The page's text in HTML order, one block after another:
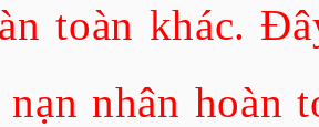
toàn khác.
nạn nhân hoàn